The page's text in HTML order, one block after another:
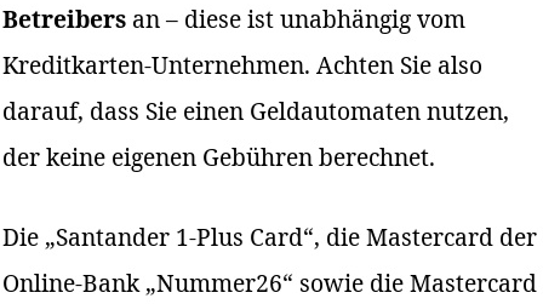
Betreibers an – diese ist unabhängig vom
Kreditkarten-Unternehmen. Achten Sie also
darauf, dass Sie einen Geldautomaten nutzen,
der keine eigenen Gebühren berechnet.
Die „Santander 1-Plus Card“, die Mastercard der
Online-Bank „Nummer26“ sowie die Mastercard